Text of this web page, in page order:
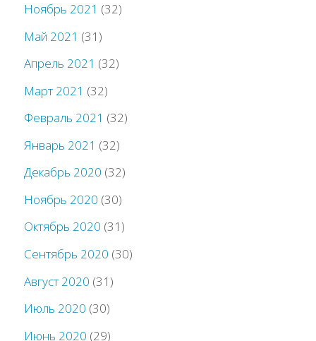
Ноябрь 2021 (32)
Май 2021 (31)
Апрель 2021 (32)
Март 2021 (32)
Февраль 2021 (32)
Январь 2021 (32)
Декабрь 2020 (32)
Ноябрь 2020 (30)
Октябрь 2020 (31)
Сентябрь 2020 (30)
Август 2020 (31)
Июль 2020 (30)
Июнь 2020 (29)